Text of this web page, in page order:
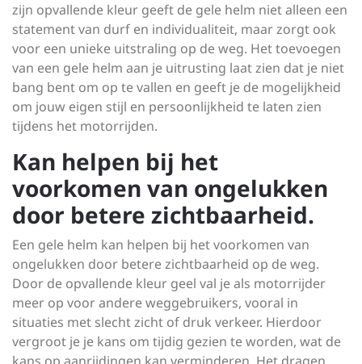
zijn opvallende kleur geeft de gele helm niet alleen een
statement van durf en individualiteit, maar zorgt ook
voor een unieke uitstraling op de weg. Het toevoegen
van een gele helm aan je uitrusting laat zien dat je niet
bang bent om op te vallen en geeft je de mogelijkheid
om jouw eigen stijl en persoonlijkheid te laten zien
tijdens het motorrijden.
Kan helpen bij het
voorkomen van ongelukken
door betere zichtbaarheid.
Een gele helm kan helpen bij het voorkomen van
ongelukken door betere zichtbaarheid op de weg.
Door de opvallende kleur geel val je als motorrijder
meer op voor andere weggebruikers, vooral in
situaties met slecht zicht of druk verkeer. Hierdoor
vergroot je je kans om tijdig gezien te worden, wat de